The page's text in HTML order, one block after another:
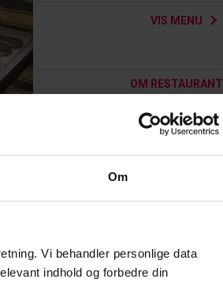
Om
Vi behandler personlige data
indhold og forbedre din
VIS MENU
OM RESTAURANT
365kr 243kr